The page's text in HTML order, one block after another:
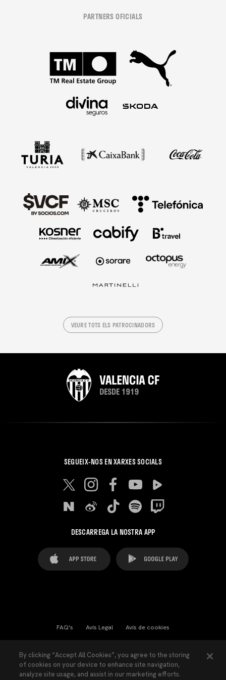
PARTNERS OFICIALS
VEURE TOTS ELS PATROCINADORS
SEGUEIX-NOS EN XARXES SOCIALS
DESCARREGA LA NOSTRA APP
FAQ's Avís Legal Avís de cookies
Llei de Transparència Política de Privacitat
By clicking “Accept All Cookies”, you agree to the storing
of cookies on your device to enhance site navigation,
analyze site usage, and assist in our marketing efforts.